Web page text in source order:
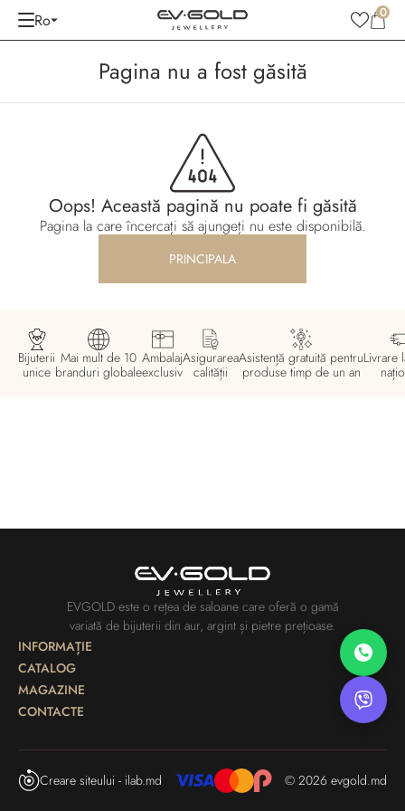
Ro 0
Pagina nu a fost găsită
Oops! Această pagină nu poate fi găsită
Pagina la care încercați să ajungeți nu este disponibilă.
PRINCIPALA
Bijuterii
unice
Mai mult de 10
branduri globale
Ambalaj
exclusiv
Asigurarea
calității
Asistență gratuită pentru
produse timp de un an
Livrare
EVGOLD este o rețea de saloane care oferă o gamă
variată de bijuterii din aur, argint și pietre prețioase.
INFORMAȚIE
CATALOG
MAGAZINE
CONTACTE
Creare siteului - ilab.md © 2026 evgold.md